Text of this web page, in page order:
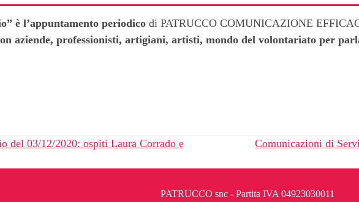
è l’appuntamento periodicodi PATRUCCO COMUNICAZIONE
aziende, professionisti, artigiani, artisti, mondo del volontariato per
del 03/12/2020: ospiti Laura Corrado e
Comunicazioni di
PATRUCCO snc - Partita IVA 04923030011